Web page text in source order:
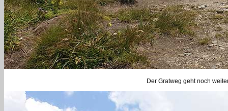
Der Gratweg geht noch